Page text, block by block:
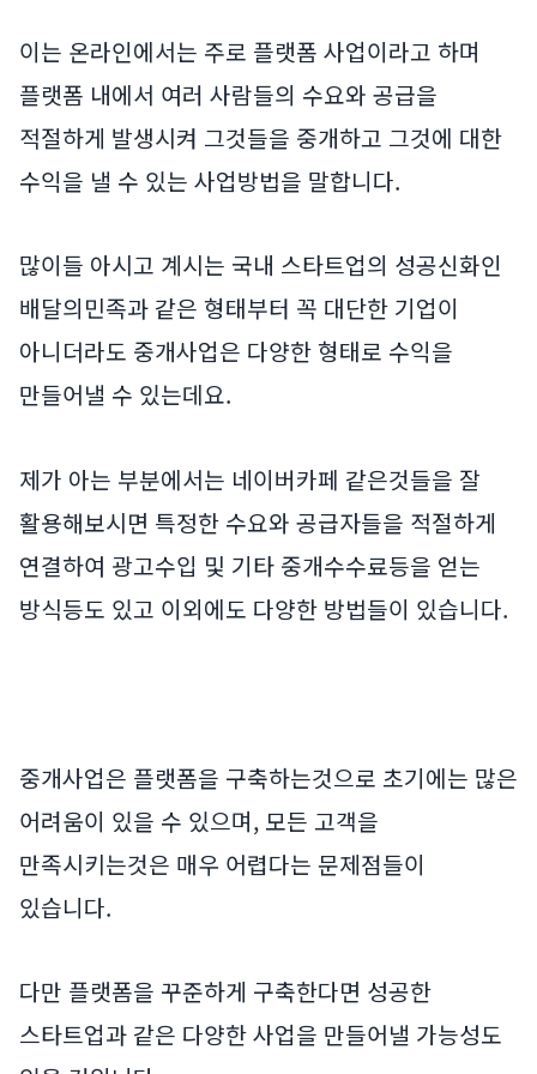
이는 온라인에서는 주로 플랫폼 사업이라고 하며
플랫폼 내에서 여러 사람들의 수요와 공급을
적절하게 발생시켜 그것들을 중개하고 그것에 대한
수익을 낼 수 있는 사업방법을 말합니다.
많이들 아시고 계시는 국내 스타트업의 성공신화인
배달의민족과 같은 형태부터 꼭 대단한 기업이
아니더라도 중개사업은 다양한 형태로 수익을
만들어낼 수 있는데요.
제가 아는 부분에서는 네이버카페 같은것들을 잘
활용해보시면 특정한 수요와 공급자들을 적절하게
연결하여 광고수입 및 기타 중개수수료등을 얻는
방식등도 있고 이외에도 다양한 방법들이 있습니다.
중개사업은 플랫폼을 구축하는것으로 초기에는 많은
어려움이 있을 수 있으며, 모든 고객을
만족시키는것은 매우 어렵다는 문제점들이
있습니다.
다만 플랫폼을 꾸준하게 구축한다면 성공한
스타트업과 같은 다양한 사업을 만들어낼 가능성도